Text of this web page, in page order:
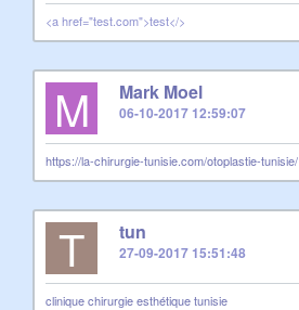
<a href="test.com">test</>
M Mark Moel
06-10-2017 12:59:07
https://la-chirurgie-tunisie.com/otoplastie-tunisie/
T tun
27-09-2017 15:51:48
clinique chirurgie esthétique tunisie